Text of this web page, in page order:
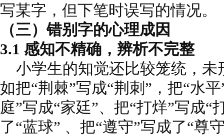
写某字，但下笔时误写的情况。
（三）错别字的心理成因
3.1 感知不精确，辨析不完整
小学生的知觉还比较笼统，未
如把“荆棘”写成“荆刺”，把“水
庭”写成“家廷”、把“打烊”写成“
了“蓝球” 、把“遵守”写成了“尊